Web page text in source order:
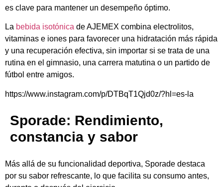
es clave para mantener un desempeño óptimo.
La bebida isotónica de AJEMEX combina electrolitos,
vitaminas e iones para favorecer una hidratación más rápida
y una recuperación efectiva, sin importar si se trata de una
rutina en el gimnasio, una carrera matutina o un partido de
fútbol entre amigos.
https://www.instagram.com/p/DTBqT1Qjd0z/?hl=es-la
Sporade: Rendimiento,
constancia y sabor
Más allá de su funcionalidad deportiva, Sporade destaca
por su sabor refrescante, lo que facilita su consumo antes,